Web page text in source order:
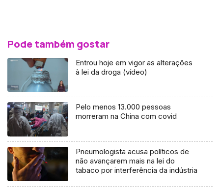
Pode também gostar
Entrou hoje em vigor as alterações
à lei da droga (vídeo)
Pelo menos 13.000 pessoas
morreram na China com covid
Pneumologista acusa políticos de
não avançarem mais na lei do
tabaco por interferência da indústria